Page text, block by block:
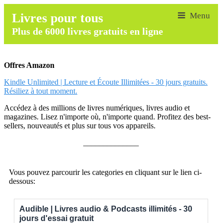
Livres pour tous
Plus de 6000 livres gratuits en ligne
Offres Amazon
Kindle Unlimited | Lecture et Écoute Illimitées - 30 jours gratuits.
Résiliez à tout moment.
Accédez à des millions de livres numériques, livres audio et
magazines. Lisez n'importe où, n'importe quand. Profitez des best-
sellers, nouveautés et plus sur tous vos appareils.
Vous pouvez parcourir les categories en cliquant sur le lien ci-
dessous:
Audible | Livres audio & Podcasts illimités - 30
jours d'essai gratuit